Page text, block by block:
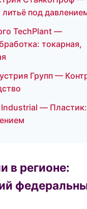
под
TechPlant —
токарная,
Групп —
— Пластик:
в регионе: